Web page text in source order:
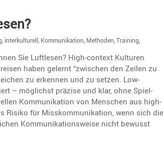
interkulturell Kommunikation Methoden ,Training
Sie Luftlesen? High-context Kulturen
haben gelernt “zwischen den Zeilen zu
zu erkennen und zu setzen. Low-
– möglichst präzise und klar, ohne Spiel­
Kommu­ni­ka­tion von Menschen aus high-
Risiko für Misskom­mu­ni­ka­tion, wenn sich die
Kommu­ni­ka­ti­ons­weise nicht bewusst